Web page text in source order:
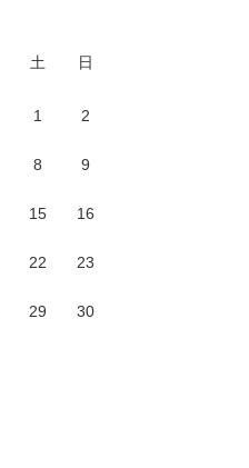
土 日
1 2
8 9
15 16
22 23
29 30